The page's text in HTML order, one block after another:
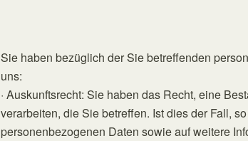
Sie haben bezüglich der Sie betreffenden
uns:
· Auskunftsrecht: Sie haben das Recht, eine
verarbeiten, die Sie betreffen. Ist dies der Fall,
personenbezogenen Daten sowie auf weitere